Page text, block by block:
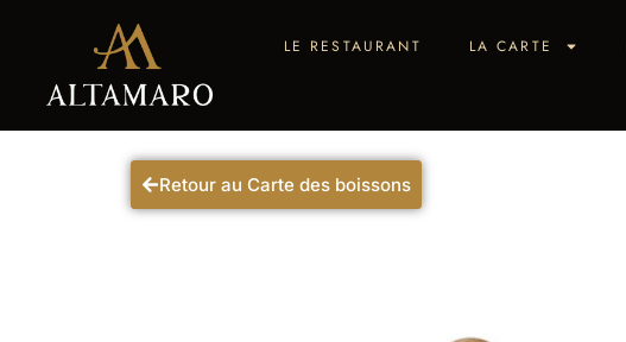
LE RESTAURANT LA CARTE
Retour au Carte des boissons